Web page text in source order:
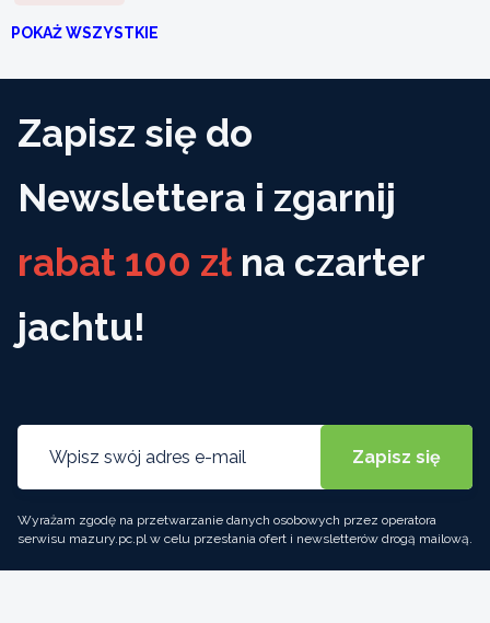
POKAŻ WSZYSTKIE
Zapisz się do
Newslettera i zgarnij
rabat 100 zł na czarter
jachtu!
Wyrażam zgodę na przetwarzanie danych osobowych przez operatora
serwisu mazury.pc.pl w celu przesłania ofert i newsletterów drogą mailową.